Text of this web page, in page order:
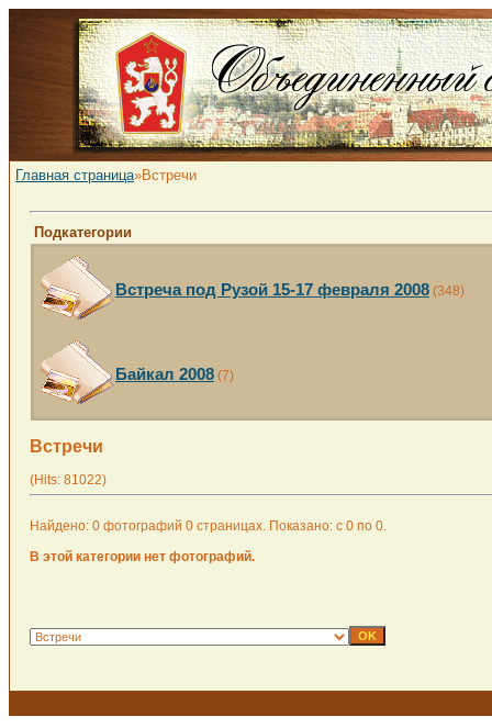
Главная страница»Встречи
Подкатегории
Встреча под Рузой 15-17 февраля 2008 (348)
Байкал 2008 (7)
Встречи
(Hits: 81022)
Найдено: 0 фотографий 0 страницах. Показано: с 0 по 0.
В этой категории нет фотографий.